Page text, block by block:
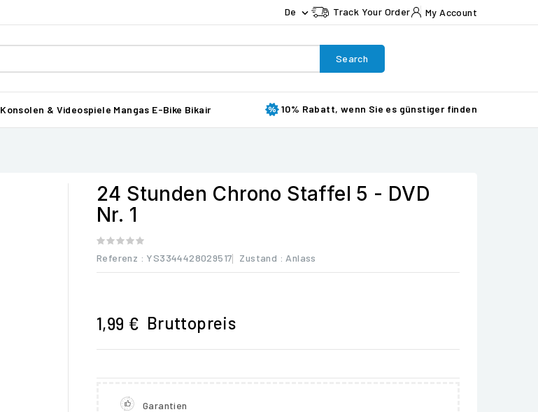
De  Track Your Order My Account
Search
Konsolen & Videospiele Mangas E-Bike Bikair 10% Rabatt, wenn Sie es günstiger finden
24 Stunden Chrono Staffel 5 - DVD
Nr. 1
Referenz : YS3344428029517 Zustand : Anlass
1,99 € Bruttopreis
Garantien